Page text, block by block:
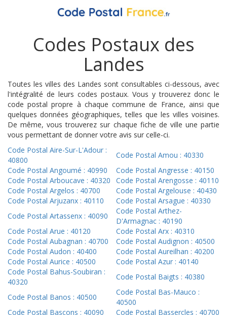
Codes Postaux des
Landes
Toutes les villes des Landes sont consultables ci-dessous, avec
l'intégralité de leurs codes postaux. Vous y trouverez donc le
code postal propre à chaque commune de France, ainsi que
quelques données géographiques, telles que les villes voisines.
De même, vous trouverez sur chaque fiche de ville une partie
vous permettant de donner votre avis sur celle-ci.
Code Postal Aire-Sur-L'Adour :
40800
Code Postal Amou : 40330
Code Postal Angoumé : 40990
Code Postal Angresse : 40150
Code Postal Arboucave : 40320
Code Postal Arengosse : 40110
Code Postal Argelos : 40700
Code Postal Argelouse : 40430
Code Postal Arjuzanx : 40110
Code Postal Arsague : 40330
Code Postal Artassenx : 40090
Code Postal Arthez-
D'Armagnac : 40190
Code Postal Arue : 40120
Code Postal Arx : 40310
Code Postal Aubagnan : 40700
Code Postal Audignon : 40500
Code Postal Audon : 40400
Code Postal Aureilhan : 40200
Code Postal Aurice : 40500
Code Postal Azur : 40140
Code Postal Bahus-Soubiran :
40320
Code Postal Baigts : 40380
Code Postal Banos : 40500
Code Postal Bas-Mauco :
40500
Code Postal Bascons : 40090
Code Postal Bassercles : 40700